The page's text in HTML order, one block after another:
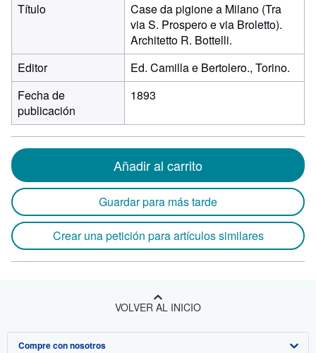
Título
Case da pigione a Milano (Tra
via S. Prospero e via Broletto).
Architetto R. Bottelli.
Editor
Ed. Camilla e Bertolero., Torino.
Fecha de
publicación
1893
Añadir al carrito
Guardar para más tarde
Crear una petición para artículos similares
VOLVER AL INICIO
Compre con nosotros